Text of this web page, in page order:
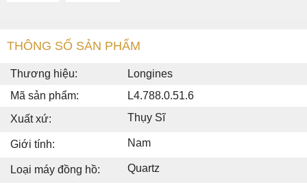
THÔNG SỐ SẢN PHẨM
Thương hiệu:
Longines
Mã sản phẩm:
L4.788.0.51.6
Xuất xứ:
Thụy Sĩ
Giới tính: Nam
Loại máy đồng hồ: Quartz